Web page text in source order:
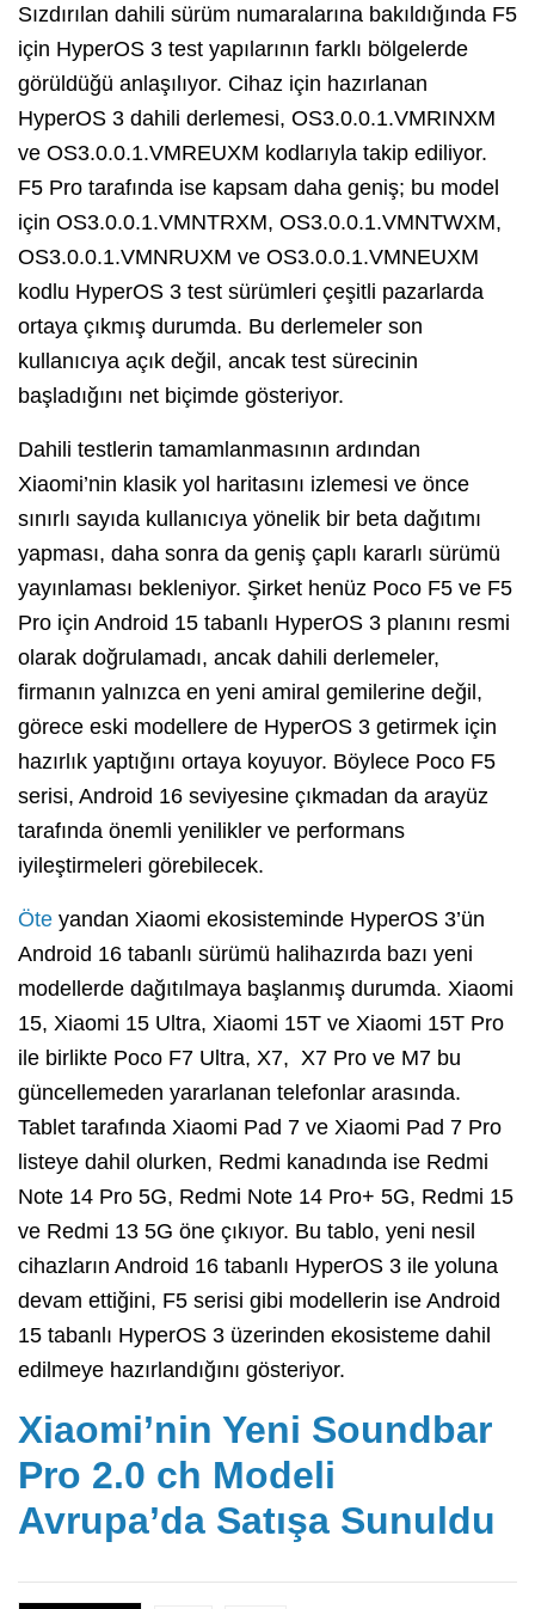
Sızdırılan dahili sürüm numaralarına bakıldığında F5
için HyperOS 3 test yapılarının farklı bölgelerde
görüldüğü anlaşılıyor. Cihaz için hazırlanan
HyperOS 3 dahili derlemesi, OS3.0.0.1.VMRINXM
ve OS3.0.0.1.VMREUXM kodlarıyla takip ediliyor.
F5 Pro tarafında ise kapsam daha geniş; bu model
için OS3.0.0.1.VMNTRXM, OS3.0.0.1.VMNTWXM,
OS3.0.0.1.VMNRUXM ve OS3.0.0.1.VMNEUXM
kodlu HyperOS 3 test sürümleri çeşitli pazarlarda
ortaya çıkmış durumda. Bu derlemeler son
kullanıcıya açık değil, ancak test sürecinin
başladığını net biçimde gösteriyor.
Dahili testlerin tamamlanmasının ardından
Xiaomi’nin klasik yol haritasını izlemesi ve önce
sınırlı sayıda kullanıcıya yönelik bir beta dağıtımı
yapması, daha sonra da geniş çaplı kararlı sürümü
yayınlaması bekleniyor. Şirket henüz Poco F5 ve F5
Pro için Android 15 tabanlı HyperOS 3 planını resmi
olarak doğrulamadı, ancak dahili derlemeler,
firmanın yalnızca en yeni amiral gemilerine değil,
görece eski modellere de HyperOS 3 getirmek için
hazırlık yaptığını ortaya koyuyor. Böylece Poco F5
serisi, Android 16 seviyesine çıkmadan da arayüz
tarafında önemli yenilikler ve performans
iyileştirmeleri görebilecek.
Öte yandan Xiaomi ekosisteminde HyperOS 3’ün
Android 16 tabanlı sürümü halihazırda bazı yeni
modellerde dağıtılmaya başlanmış durumda. Xiaomi
15, Xiaomi 15 Ultra, Xiaomi 15T ve Xiaomi 15T Pro
ile birlikte Poco F7 Ultra, X7, X7 Pro ve M7 bu
güncellemeden yararlanan telefonlar arasında.
Tablet tarafında Xiaomi Pad 7 ve Xiaomi Pad 7 Pro
listeye dahil olurken, Redmi kanadında ise Redmi
Note 14 Pro 5G, Redmi Note 14 Pro+ 5G, Redmi 15
ve Redmi 13 5G öne çıkıyor. Bu tablo, yeni nesil
cihazların Android 16 tabanlı HyperOS 3 ile yoluna
devam ettiğini, F5 serisi gibi modellerin ise Android
15 tabanlı HyperOS 3 üzerinden ekosisteme dahil
edilmeye hazırlandığını gösteriyor.
Xiaomi’nin Yeni Soundbar
Pro 2.0 ch Modeli
Avrupa’da Satışa Sunuldu